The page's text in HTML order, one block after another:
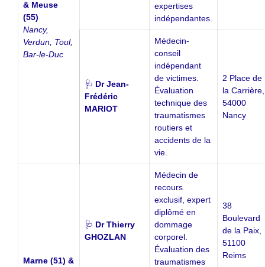
& Meuse
(55)
Nancy,
Verdun, Toul,
Bar-le-Duc
expertises
indépendantes.
🩺 Dr Jean-
Frédéric
MARIOT
Médecin-
conseil
indépendant
de victimes.
Évaluation
technique des
traumatismes
routiers et
accidents de la
vie.
2 Place de
la Carrière,
54000
Nancy
Marne (51) &
🩺 Dr Thierry
GHOZLAN
Médecin de
recours
exclusif, expert
diplômé en
dommage
corporel.
Évaluation des
traumatismes
38
Boulevard
de la Paix,
51100
Reims